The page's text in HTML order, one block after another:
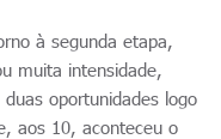
à segunda etapa,
muita intensidade,
oportunidades logo
aos 10, aconteceu o